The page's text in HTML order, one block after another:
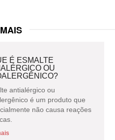
É ESMALTE
OU
antialérgico ou
é um produto que
não causa reações